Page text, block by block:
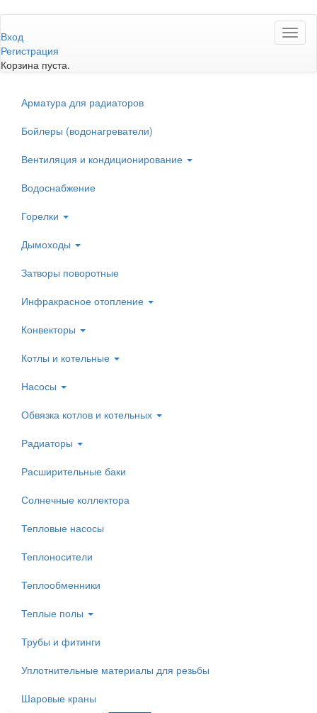
к
основному
содержанию
Вход
Регистрация
Корзина пуста.
Арматура для радиаторов
Бойлеры (водонагреватели)
Вентиляция и кондиционирование
Водоснабжение
Горелки
Дымоходы
Затворы поворотные
Инфракрасное отопление
Конвекторы
Котлы и котельные
Насосы
Обвязка котлов и котельных
Радиаторы
Расширительные баки
Солнечные коллектора
Тепловые насосы
Теплоносители
Теплообменники
Теплые полы
Трубы и фитинги
Уплотнительные материалы для резьбы
Шаровые краны